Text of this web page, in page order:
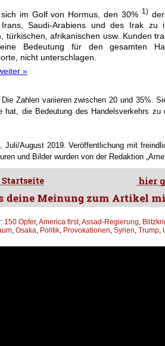
im Golf von Hormus, den 30% 1)
Saudi-Arabiens und des Irak zu
türkischen, afrikanischen usw. Kunden
Bedeutung für den gesamten
nicht unterschlagen.
»
Zahlen variieren zwischen 20 und 35%.
hat, die Bedeutung des Handelsverkehrs zu
, Juli/August 2019. Veröffentlichung mit
und Bilder wurden von der Redaktion
150 Opfer, America first, Assad-Regierung
Osaka Politik Provokationen Syrien Trump